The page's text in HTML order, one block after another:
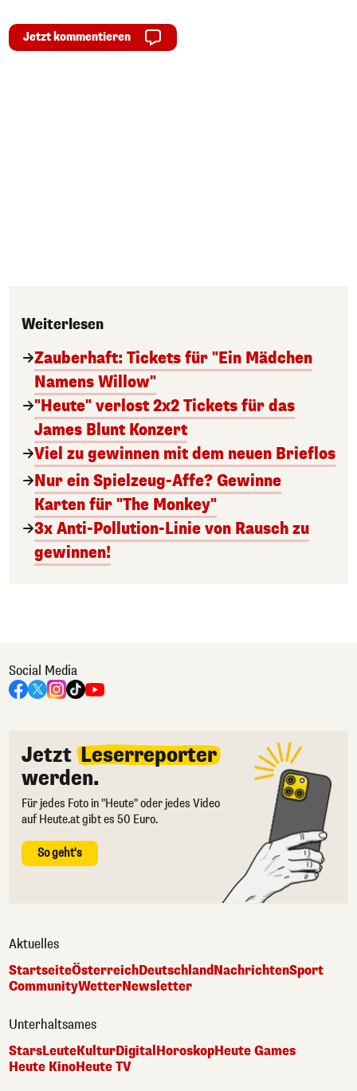
Jetzt kommentieren
Weiterlesen
Zauberhaft: Tickets für "Ein Mädchen
Namens Willow"
"Heute" verlost 2x2 Tickets für das
James Blunt Konzert
Viel zu gewinnen mit dem neuen Brieflos
Nur ein Spielzeug-Affe? Gewinne
Karten für "The Monkey"
3x Anti-Pollution-Linie von Rausch zu
gewinnen!
Social Media
Jetzt Leserreporter
werden.
Für jedes Foto in "Heute" oder jedes Video
auf Heute.at gibt es 50 Euro.
So geht's
Aktuelles
StartseiteÖsterreichDeutschlandNachrichtenSport
CommunityWetterNewsletter
Unterhaltsames
StarsLeuteKulturDigital HoroskopHeute Games
Heute KinoHeute TV